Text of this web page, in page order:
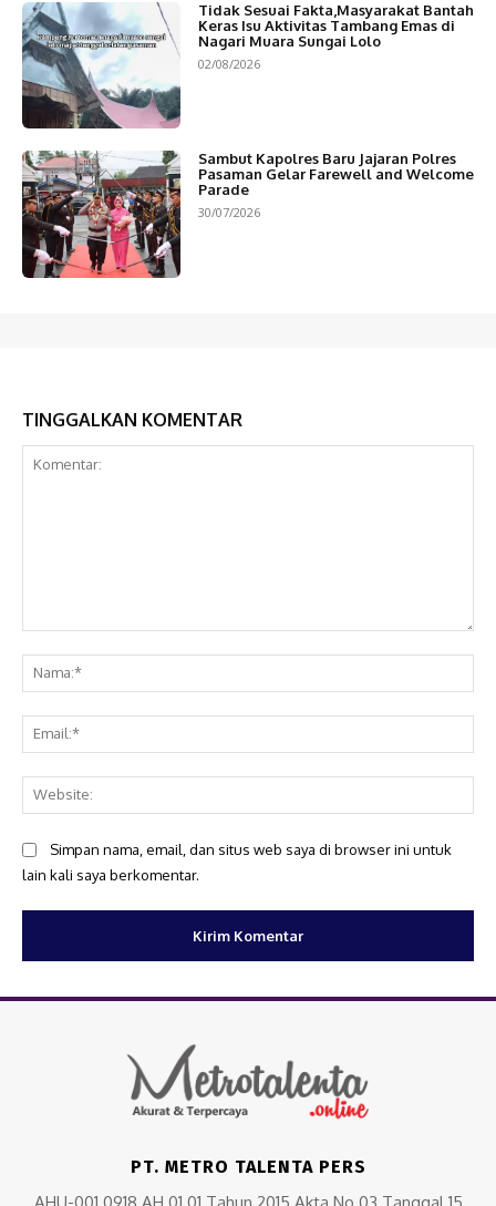
Tidak Sesuai Fakta,Masyarakat Bantah
Keras Isu Aktivitas Tambang Emas di
Nagari Muara Sungai Lolo
02/08/2026
Sambut Kapolres Baru Jajaran Polres
Pasaman Gelar Farewell and Welcome
Parade
30/07/2026
TINGGALKAN KOMENTAR
Simpan nama, email, dan situs web saya di browser ini untuk
lain kali saya berkomentar.
PT. METRO TALENTA PERS